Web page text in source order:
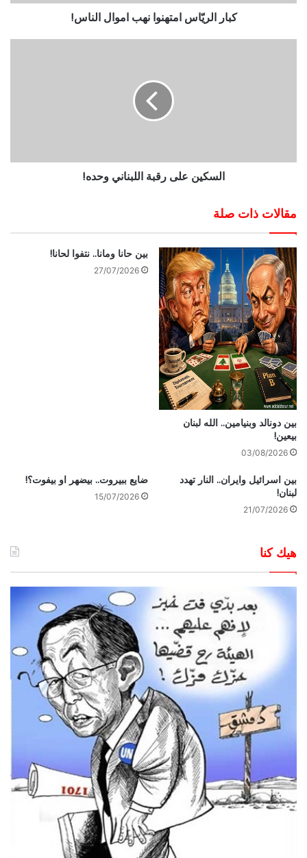
كبار الريّاس امتهنوا نهب اموال الناس!
السكين على رقبة اللبناني وحده!
مقالات ذات صلة
بين دونالد وبنيامين.. الله لبنان
بيعين!
03/08/2026
بين حانا ومانا.. نتفوا لحانا!
27/07/2026
بين اسرائيل وايران.. النار تهدد
لبنان!
21/07/2026
ضايع ببيروت.. بيضهر او بيفوت؟!
15/07/2026
هيك كنا